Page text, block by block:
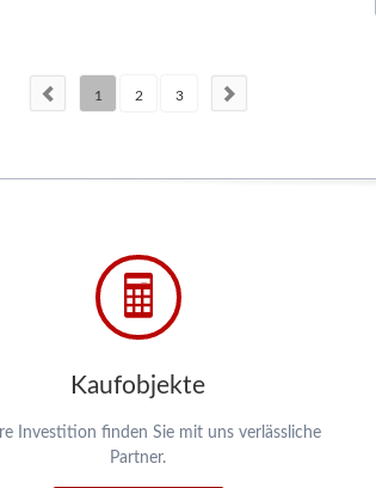
1 2 3
Kaufobjekte
Investition finden Sie mit uns verlässliche
Partner.